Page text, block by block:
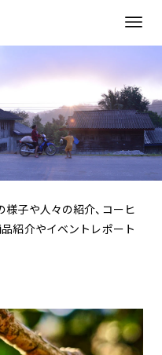
子や人々の紹介、コーヒ
紹介やイベントレポート